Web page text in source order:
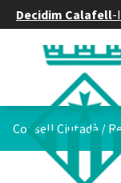
Decidim Calafell-
Consell Ciutadà /